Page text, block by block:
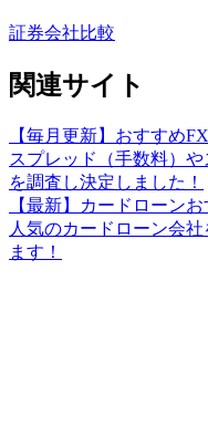
証券会社比較
関連サイト
【毎月更新】おすすめ
スプレッド（手数料）
を調査し決定しました！
【最新】カードローン
人気のカードローン会
ます！